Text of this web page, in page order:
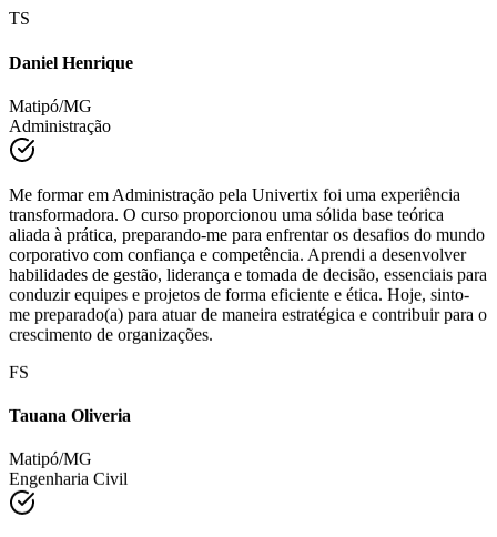
Administração
transformadora. O curso proporcionou uma sólida base teórica
aliada à prática, preparando-me para enfrentar os desafios do mundo
corporativo com confiança e competência. Aprendi a desenvolver
habilidades de gestão, liderança e tomada de decisão, essenciais para
conduzir equipes e projetos de forma eficiente e ética. Hoje, sinto-
me preparado(a) para atuar de maneira estratégica e contribuir para o
crescimento de organizações.
Engenharia Civil